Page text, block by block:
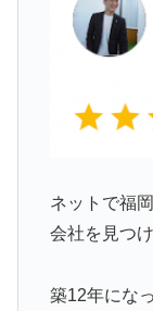
ネットで福
会社を見つけ
築12年にな